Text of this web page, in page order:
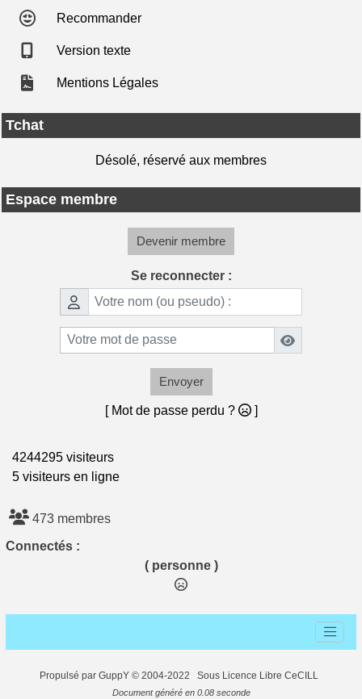
Recommander
Version texte
Mentions Légales
Tchat
Désolé, réservé aux membres
Espace membre
Devenir membre
Se reconnecter :
Envoyer
[ Mot de passe perdu ? ]
4244295 visiteurs
5 visiteurs en ligne
473 membres
Connectés :
( personne )
Propulsé par GuppY © 2004-2022 Sous Licence Libre CeCILL
Document généré en 0.08 seconde